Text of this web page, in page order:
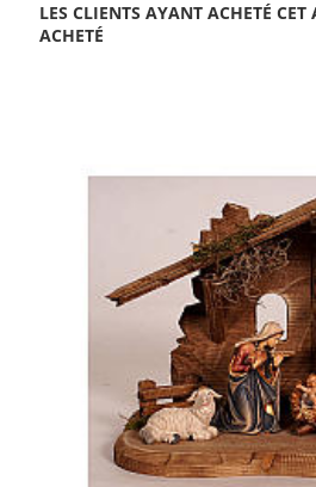
LES CLIENTS AYANT ACHETÉ
ACHETÉ